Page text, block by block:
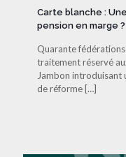
Carte blanche :
pension en marge ?
Quarante
traitement réservé
Jambon introduisant
de réforme […]